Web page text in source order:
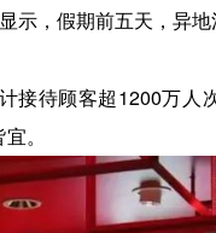
示，假期前五天，异
接待顾客超1200万人
。